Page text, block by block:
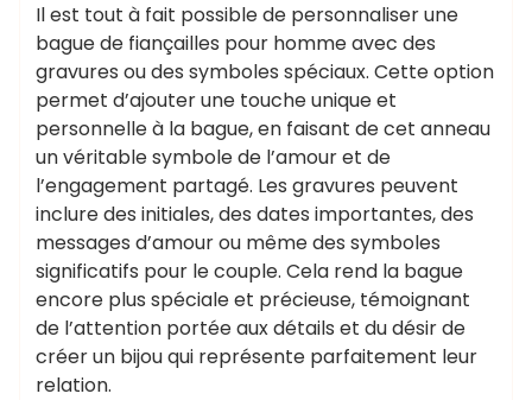
Il est tout à fait possible de personnaliser une
bague de fiançailles pour homme avec des
gravures ou des symboles spéciaux. Cette option
permet d’ajouter une touche unique et
personnelle à la bague, en faisant de cet anneau
un véritable symbole de l’amour et de
l’engagement partagé. Les gravures peuvent
inclure des initiales, des dates importantes, des
messages d’amour ou même des symboles
significatifs pour le couple. Cela rend la bague
encore plus spéciale et précieuse, témoignant
de l’attention portée aux détails et du désir de
créer un bijou qui représente parfaitement leur
relation.